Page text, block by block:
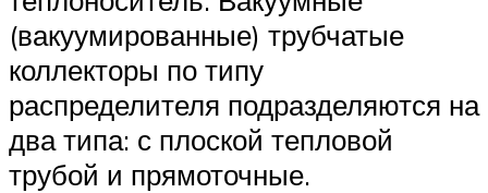
(вакуумированные) трубчатые
коллекторы по типу
распределителя подразделяются на
два типа: с плоской тепловой
трубой и прямоточные.